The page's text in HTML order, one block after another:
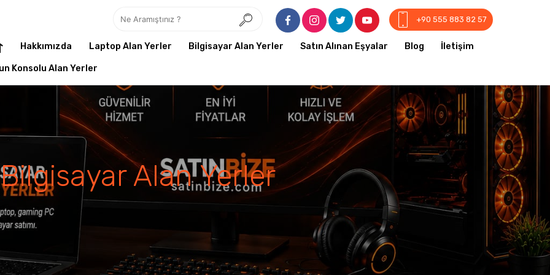
+90 555 883 82 57
Hakkımızda Laptop Alan Yerler Bilgisayar Alan Yerler Satın Alınan Eşyalar Blog İletişim
Konsolu Alan Yerler
Bilgisayar Alan Yerler